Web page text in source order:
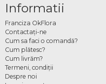
Informatii
Franciza OkFlora
Contactaţi-ne
Cum sa faci o comandă?
Cum plătesc?
Cum livrăm?
Termeni, condiţii
Despre noi